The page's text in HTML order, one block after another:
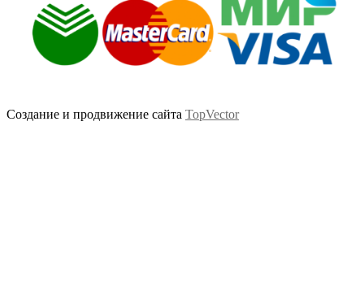
Создание и продвижение сайта TopVector